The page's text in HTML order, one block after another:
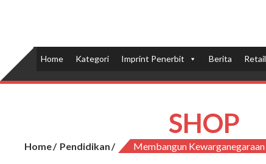
Home Kategori Imprint Penerbit Berita Retail
SHOP
Home Pendidikan Membangun